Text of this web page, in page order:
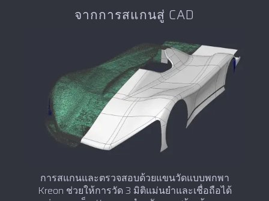
จากการสแกนสู่ CAD
การสแกนและตรวจสอบด้วยแขนวัดแบบพกพา
Kreon ช่วยให้การวัด 3 มิติแม่นยำและเชื่อถือได้